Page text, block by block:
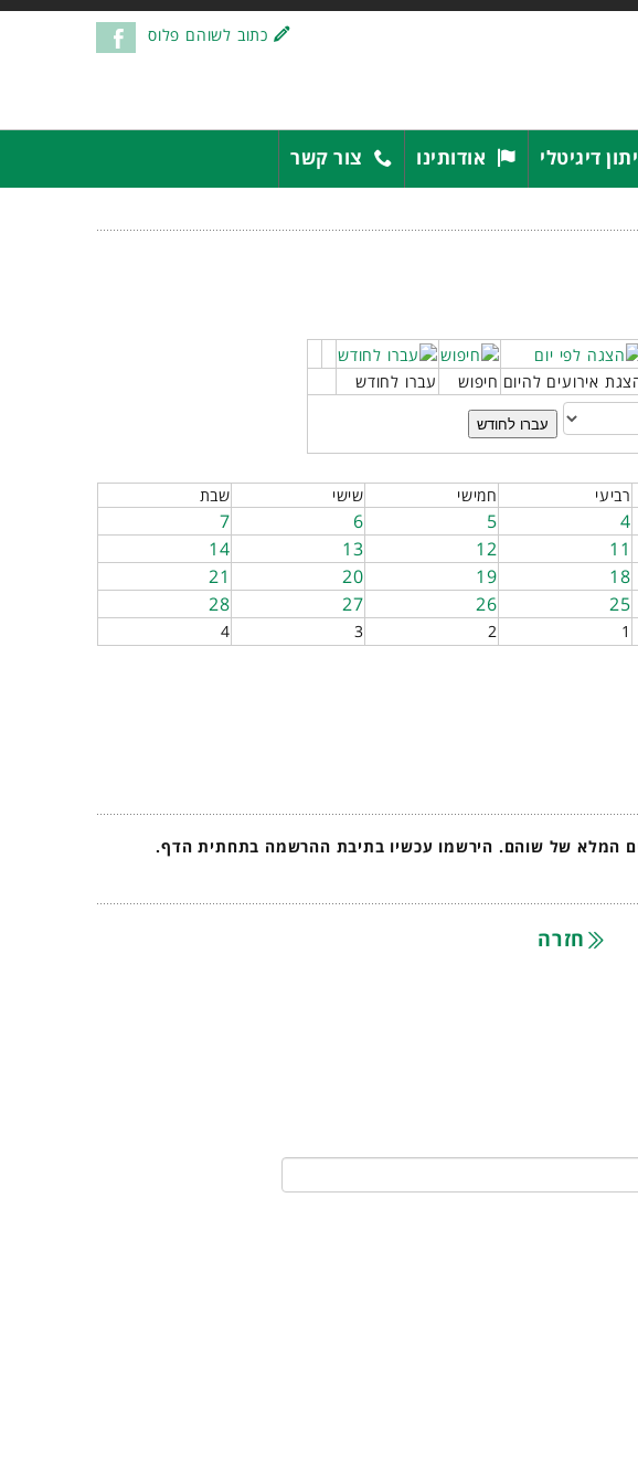
כתוב לשוהם פלוס
דיגיטלי אודותינו צור קשר
אירועים להיום חיפוש
עברו לחודש
עברו לחודש
רביעי חמישי שישי
שבת
4
5
6
7
11
12
13
14
18
19
20
21
25
26
27
28
1
2
3
4
המלא של שוהם. הירשמו עכשיו בתיבת ההרשמה בתחתית הדף.
חזרה